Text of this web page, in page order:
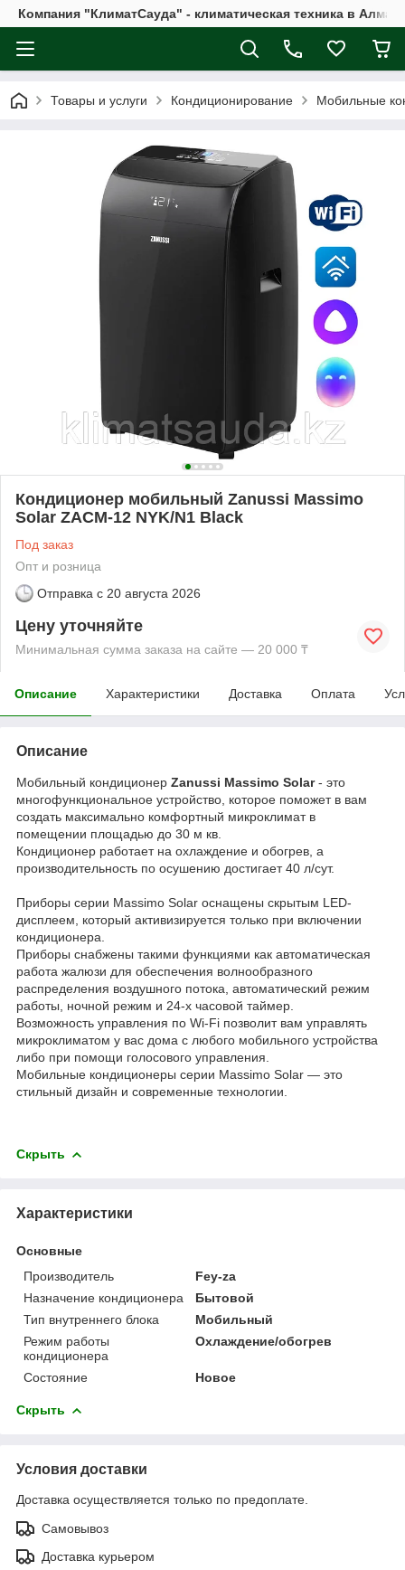
Компания "КлиматСауда" - климатическая техника в
Товары и услуги Кондиционирование Мобильные
Кондиционер мобильный Zanussi Massimo
Solar ZACM-12 NYK/N1 Black
Под заказ
Опт и розница
Отправка с 20 августа 2026
Цену уточняйте
Минимальная сумма заказа на сайте — 20 000 ₸
Описание Характеристики Доставка Оплата
Описание
Мобильный кондиционер Zanussi Massimo Solar- это
многофункциональное устройство, которое поможет в вам
создать максимально комфортный микроклимат в
помещении площадью до 30 м кв.
Кондиционер работает на охлаждение и обогрев, а
производительность по осушению достигает 40 л/сут.
Приборы серии Massimo Solar оснащены скрытым LED-
дисплеем, который активизируется только при включении
кондиционера.
Приборы снабжены такими функциями как автоматическая
работа жалюзи для обеспечения волнообразного
распределения воздушного потока, автоматический режим
работы, ночной режим и 24-х часовой таймер.
Возможность управления по Wi-Fi позволит вам управлять
микроклиматом у вас дома с любого мобильного устройства
либо при помощи голосового управления.
Мобильные кондиционеры серии Massimo Solar — это
стильный дизайн и современные технологии.
Скрыть
Характеристики
Основные
Производитель
Fey-za
Назначение кондиционера
Бытовой
Тип внутреннего блока
Мобильный
Режим работы
кондиционера
Охлаждение/обогрев
Состояние Новое
Скрыть
Условия доставки
Доставка осуществляется только по предоплате.
Самовывоз
Доставка курьером